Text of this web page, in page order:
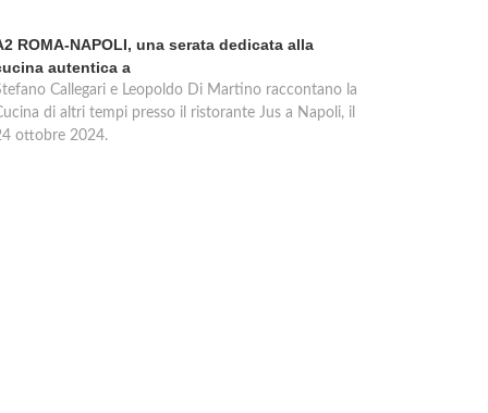
ROMA-NAPOLI, una serata dedicata alla
autentica a
Callegari e Leopoldo Di Martino raccontano la
di altri tempi presso il ristorante Jus a Napoli, il
ottobre 2024.